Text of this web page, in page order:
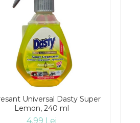
Universal Dasty Super
Lemon, 240 ml
4,99 Lei